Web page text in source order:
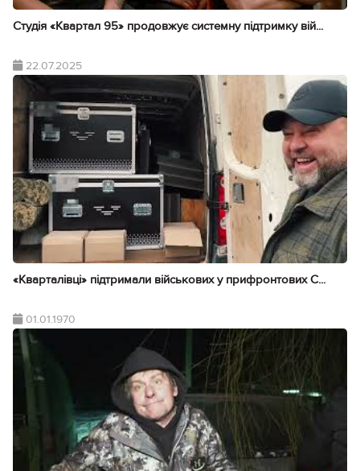
Студія «Квартал 95» продовжує системну підтримку вій...
22.07.2025
«Кварталівці» підтримали військових у прифронтових С...
01.01.1970